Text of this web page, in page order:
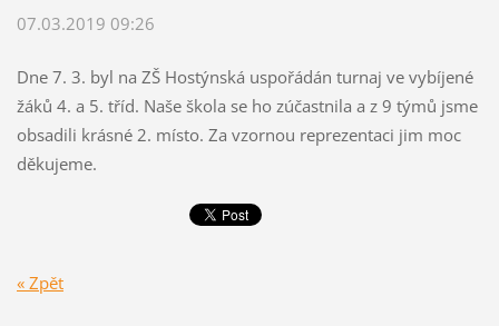
07.03.2019 09:26
Dne 7. 3. byl na ZŠ Hostýnská uspořádán turnaj ve vybíjené
žáků 4. a 5. tříd. Naše škola se ho zúčastnila a z 9 týmů jsme
obsadili krásné 2. místo. Za vzornou reprezentaci jim moc
děkujeme.
« Zpět